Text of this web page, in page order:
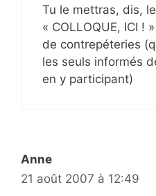
Tu le mettras, dis,
« COLLOQUE, ICI !
de contrepéteries
les seuls informés
en y participant)
Anne
21 août 2007 à 12:49